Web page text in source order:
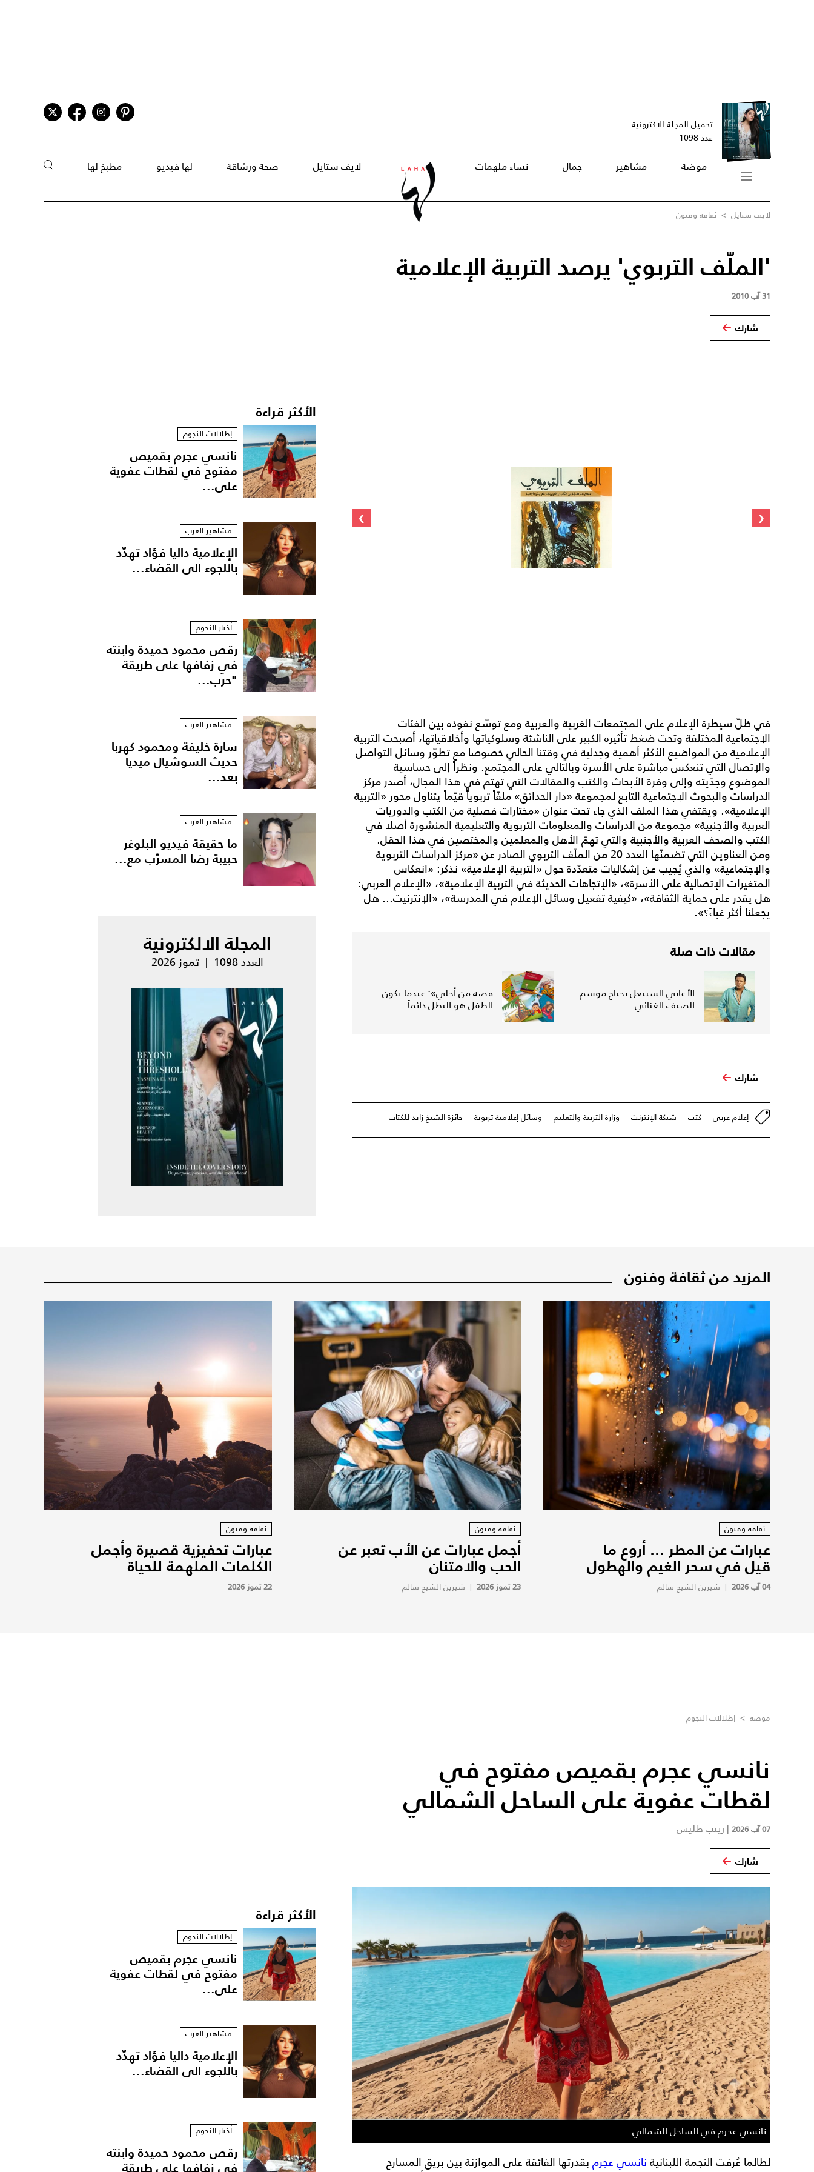
تحميل المجلة الاكترونية
عدد 1098
موضة مشاهير جمال نساء ملهمات لايف ستايل صحة ورشاقة لها فيديو مطبخ لها
لايف ستايل > ثقافة وفنون
'الملّف التربوي' يرصد التربية الإعلامية
31 آب 2010
شارك
‹
›
في ظلّ سيطرة الإعلام على المجتمعات الغربية والعربية ومع توسّع نفوذه بين الفئات
الإجتماعية المختلفة وتحت ضغط تأثيره الكبير على الناشئة وسلوكياتها وأخلاقياتها، أصبحت التربية
الإعلامية من المواضيع الأكثر أهمية وجدلية في وقتنا الحالي خصوصاً مع تطوّر وسائل التواصل
والإتصال التي تنعكس مباشرة على الأسرة وبالتالي على المجتمع. ونظراً إلى حساسية
الموضوع وجدّيته وإلى وفرة الأبحاث والكتب والمقالات التي تهتم في هذا المجال، أصدر مركز
الدراسات والبحوث الإجتماعية التابع لمجموعة «دار الحدائق» ملفّاً تربوياً قيّماً يتناول محور «التربية
الإعلامية». ويقتفي هذا الملف الذي جاء تحت عنوان «مختارات فصلية من الكتب والدوريات
العربية والأجنبية» مجموعة من الدراسات والمعلومات التربوية والتعليمية المنشورة أصلاً في
الكتب والصحف العربية والأجنبية والتي تهمّ الأهل والمعلمين والمختصين في هذا الحقل.
ومن العناوين التي تضمنّها العدد 20 من الملّف التربوي الصادر عن «مركز الدراسات التربوية
والإجتماعية» والذي يُجيب عن إشكاليات متعدّدة حول «التربية الإعلامية» نذكر: «انعكاس
المتغيرات الإتصالية على الأسرة»، «الإتجاهات الحديثة في التربية الإعلامية»، «الإعلام العربي:
هل يقدر على حماية الثقافة»، «كيفية تفعيل وسائل الإعلام في المدرسة»، «الإنترنيت... هل
يجعلنا أكثر غباءً؟».
مقالات ذات صلة
الأغاني السينغل تجتاح موسم
الصيف الغنائي
قصة من أجلي»: عندما يكون
الطفل هو البطل دائماً
شارك
إعلام عربي كتب شبكة الإنترنت وزارة التربية والتعليم وسائل إعلامية تربوية جائزة الشيخ زايد للكتاب
الأكثر قراءة
إطلالات النجوم
نانسي عجرم بقميص
مفتوح في لقطات عفوية
على...
مشاهير العرب
الإعلامية داليا فؤاد تهدّد
باللجوء الى القضاء...
أخبار النجوم
رقص محمود حميدة وابنته
في زفافها على طريقة
"حرب...
مشاهير العرب
سارة خليفة ومحمود كهربا
حديث السوشيال ميديا
بعد...
مشاهير العرب
ما حقيقة فيديو البلوغر
حبيبة رضا المسرّب مع...
المجلة الالكترونية
العدد 1098 | تموز 2026
المزيد من ثقافة وفنون
ثقافة وفنون
عبارات عن المطر ... أروع ما
قيل في سحر الغيم والهطول
04 آب 2026 | شيرين الشيخ سالم
ثقافة وفنون
أجمل عبارات عن الأب تعبر عن
الحب والامتنان
23 تموز 2026 | شيرين الشيخ سالم
ثقافة وفنون
عبارات تحفيزية قصيرة وأجمل
الكلمات الملهمة للحياة
22 تموز 2026
موضة > إطلالات النجوم
نانسي عجرم بقميص مفتوح في
لقطات عفوية على الساحل الشمالي
07 آب 2026 | زينب طليس
شارك
نانسي عجرم في الساحل الشمالي
لطالما عُرفت النجمة اللبنانية نانسي عجرم بقدرتها الفائقة على الموازنة بين بريق المسارح
الأكثر قراءة
إطلالات النجوم
نانسي عجرم بقميص
مفتوح في لقطات عفوية
على...
مشاهير العرب
الإعلامية داليا فؤاد تهدّد
باللجوء الى القضاء...
أخبار النجوم
رقص محمود حميدة وابنته
في زفافها على طريقة